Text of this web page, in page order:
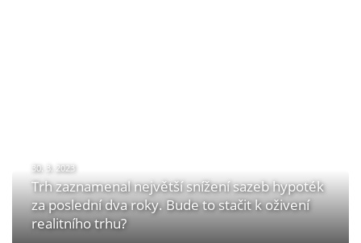
30. 3. 2023
Trh zaznamenal největší snížení sazeb hypoték
za poslední dva roky. Bude to stačit k oživení
realitního trhu?